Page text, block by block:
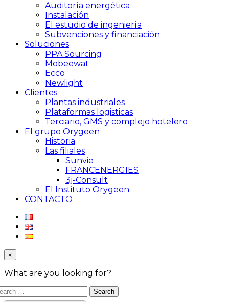
Auditoría energética
Instalación
El estudio de ingeniería
Subvenciones y financiación
Soluciones
PPA Sourcing
Mobeewat
Ecco
Newlight
Clientes
Plantas industriales
Plataformas logisticas
Terciario, GMS y complejo hotelero
El grupo Orygeen
Historia
Las filiales
Sunvie
FRANCENERGIES
3j-Consult
El Instituto Orygeen
CONTACTO
×
What are you looking for?